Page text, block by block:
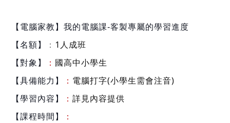
【電腦家教】 我的電腦課-客製專屬的學習進度
【名額】 ： 1人成班
【對象】 ： 國高中小學生
【具備能力】 ： 電腦打字(小學生需會注音)
【學習內容】 ： 詳見內容提供
【課程時間】 ：